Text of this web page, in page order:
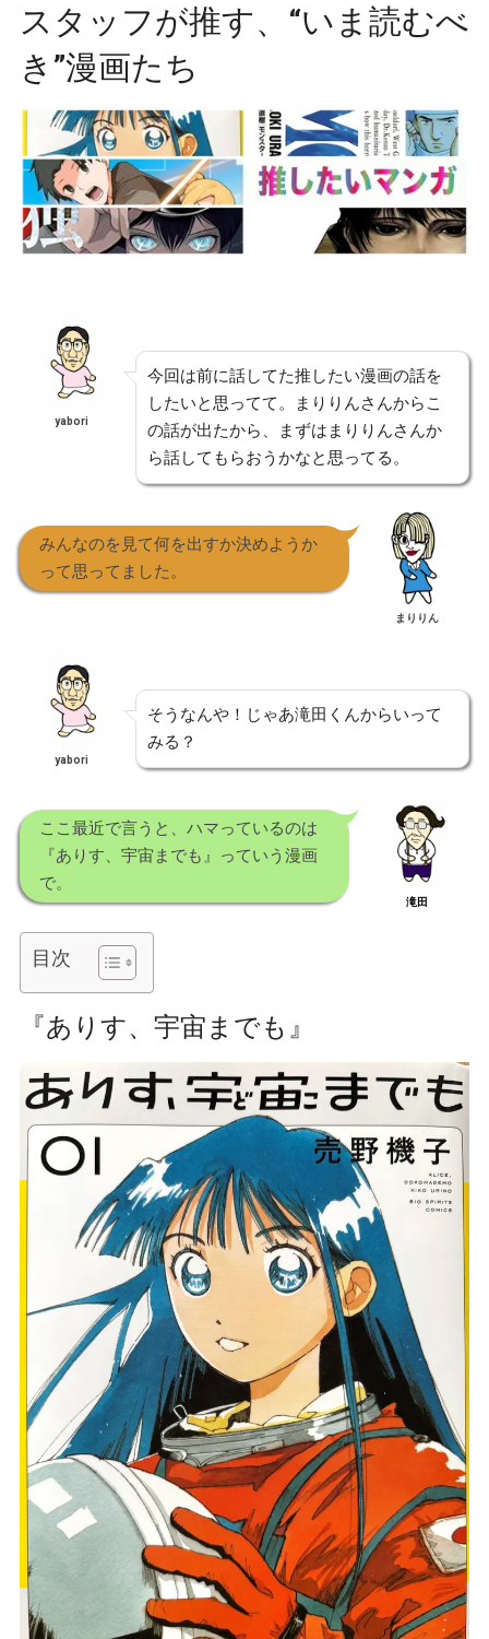
スタッフが推す、“いま読むべ
き”漫画たち
yabori
今回は前に話してた推したい漫画の話を
したいと思ってて。まりりんさんからこ
の話が出たから、まずはまりりんさんか
ら話してもらおうかなと思ってる。
みんなのを見て何を出すか決めようか
って思ってました。
まりりん
yabori
そうなんや！じゃあ滝田くんからいって
みる？
ここ最近で言うと、ハマっているのは
『ありす、宇宙までも』っていう漫画
で。
滝田
目次
『ありす、宇宙までも』